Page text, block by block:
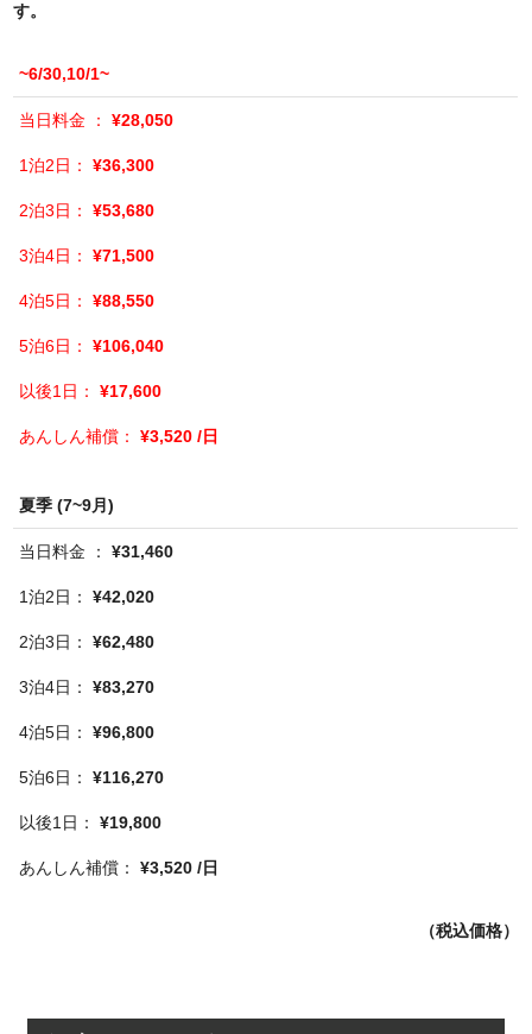
す。
~6/30,10/1~
¥28,050
¥36,300
¥53,680
¥71,500
¥88,550
¥106,040
¥17,600
¥3,520 /日
夏季 (7~9月)
¥31,460
¥42,020
¥62,480
¥83,270
¥96,800
¥116,270
¥19,800
¥3,520 /日
（税込価格）